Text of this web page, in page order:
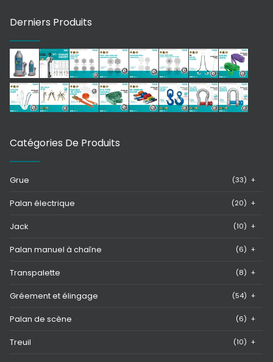
Derniers Produits
Catégories De Produits
Grue (33) +
Palan électrique (20) +
Jack (10) +
Palan manuel à chaîne (6) +
Transpalette (8) +
Gréement et élingage (54) +
Palan de scène (6) +
Treuil (10) +